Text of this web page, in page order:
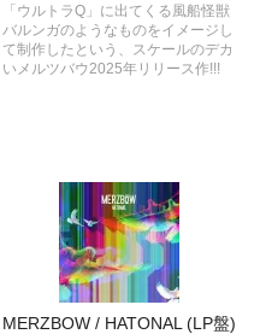
「ウルトラQ」に出てくる風船怪獣
バルンガのようなものをイメージし
て制作したという、スケールのデカ
いメルツバウ2025年リリース作!!!
MERZBOW / HATONAL (LP盤)